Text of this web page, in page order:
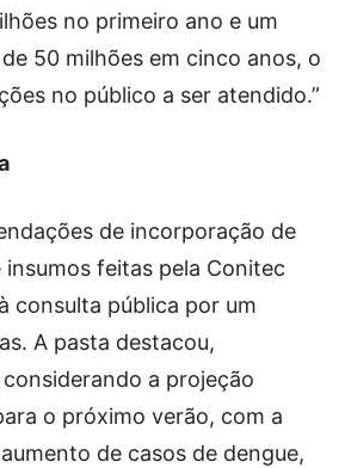
no primeiro ano e um
50 milhões em cinco anos, o
no público a ser atendido.”
de incorporação de
feitas pela Conitec
consulta pública por um
A pasta destacou,
a projeção
o próximo verão, com a
de casos de dengue,